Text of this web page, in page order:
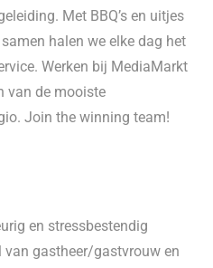
Met BBQ’s en uitjes
halen we elke dag het
Werken bij MediaMarkt
van de mooiste
Join the winning team!
en stressbestendig
van gastheer/gastvrouw en